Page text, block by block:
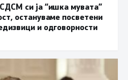
си ја “ишка мувата”
остануваме посветени
и одговорности